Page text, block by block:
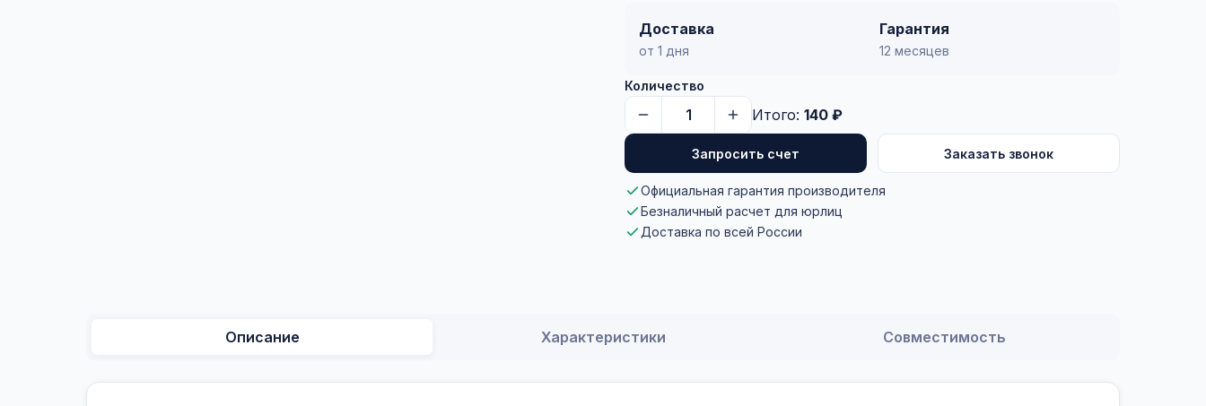
Доставка
от 1 дня
Гарантия
12 месяцев
Количество
Итого: 140 ₽
Запросить счет Заказать звонок
Официальная гарантия производителя
Безналичный расчет для юрлиц
Доставка по всей России
Описание Характеристики Совместимость